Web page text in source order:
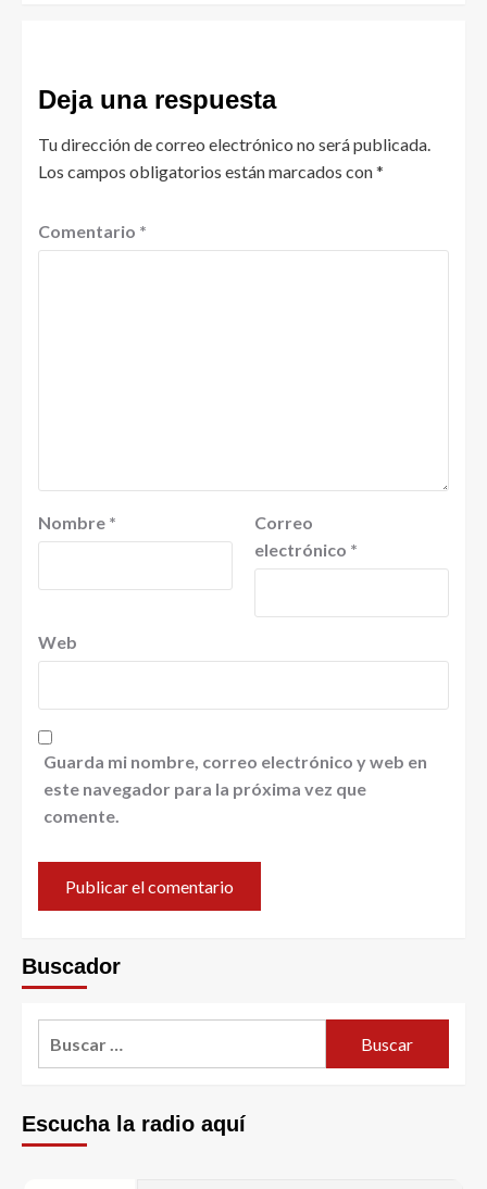
Deja una respuesta
Tu dirección de correo electrónico no será publicada.
Los campos obligatorios están marcados con*
Comentario *
Nombre *
Correo
electrónico *
Web
Guarda mi nombre, correo electrónico y web en
este navegador para la próxima vez que
comente.
Buscador
Escucha la radio aquí